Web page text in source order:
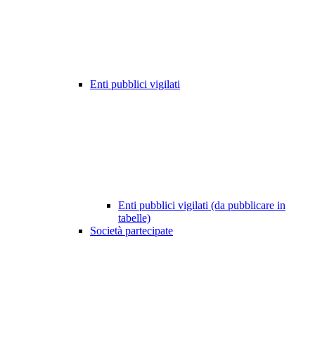
Enti pubblici vigilati
Enti pubblici vigilati (da pubblicare in
tabelle)
Società partecipate